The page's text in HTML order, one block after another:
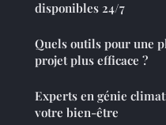
disponibles 24/7
Quels outils pour une
projet plus efficace ?
Experts en génie
votre bien-être